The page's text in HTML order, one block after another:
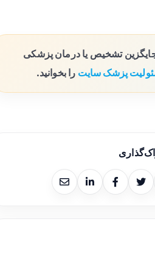
تشخیص یا درمان پزشکی
پزشک سایت را بخوانید.